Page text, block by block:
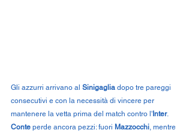
Gli azzurri arrivano al Sinigaglia dopo tre pareggi
consecutivi e con la necessità di vincere per
mantenere la vetta prima del match contro l'Inter.
Conte perde ancora pezzi: fuori Mazzocchi , mentre